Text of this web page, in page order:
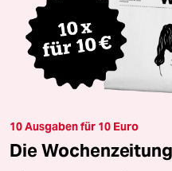
10 Ausgaben für 10 Euro
Die